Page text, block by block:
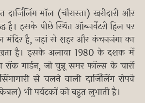
मॉल (चौरास्ता) खरीदारी और
है। इसके पीछे स्थित ऑब्जर्वेटरी हिल पर
मंदिर है, जहां से शहर और कंचनजंगा का
है। इसके अलावा 1980 के दशक में
गार्डन, जो चुन्नू समर फॉल्स के चारों
से चलने वाली दार्जिलिंग रोपवे
भी पर्यटकों को बहुत लुभाती है।